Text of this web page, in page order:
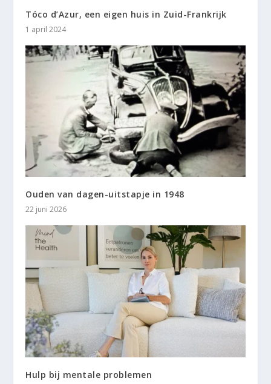
Tóco d’Azur, een eigen huis in Zuid-Frankrijk
1 april 2024
Ouden van dagen-uitstapje in 1948
22 juni 2026
Hulp bij mentale problemen